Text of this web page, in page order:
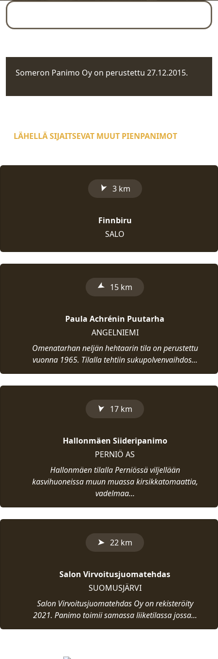
Someron Panimo Oy on perustettu 27.12.2015.
LÄHELLÄ SIJAITSEVAT MUUT PIENPANIMOT
➤ 3 km
Finnbiru
SALO
➤ 15 km
Paula Achrénin Puutarha
ANGELNIEMI
Omenatarhan neljän hehtaarin tila on perustettu
vuonna 1965. Tilalla tehtiin sukupolvenvaihdos...
➤ 17 km
Hallonmäen Siideripanimo
PERNIÖ AS
Hallonmäen tilalla Perniössä viljellään
kasvihuoneissa muun muassa kirsikkatomaattia,
vadelmaa...
➤ 22 km
Salon Virvoitusjuomatehdas
SUOMUSJÄRVI
Salon Virvoitusjuomatehdas Oy on rekisteröity
2021. Panimo toimii samassa liiketilassa jossa...